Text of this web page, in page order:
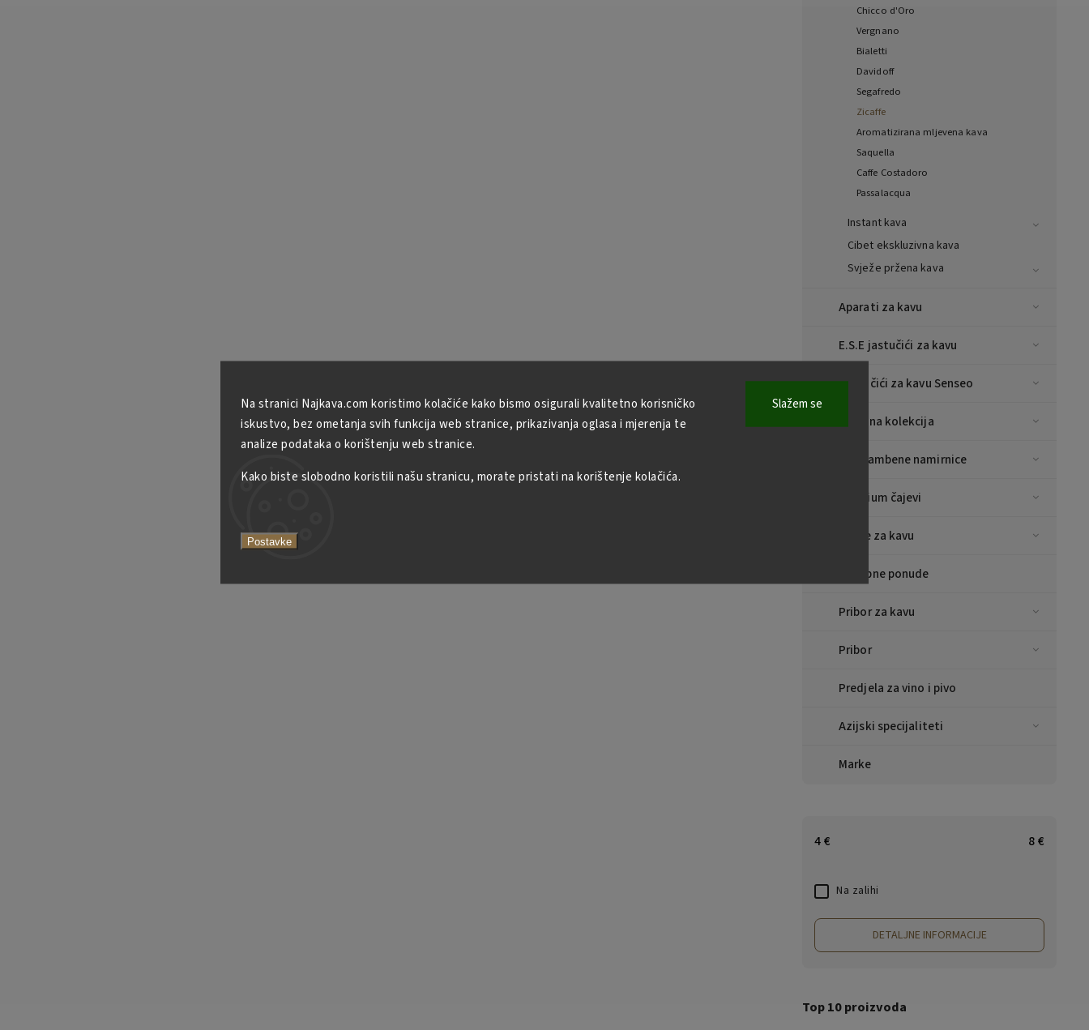
Na stranici Najkava.com koristimo kolačiće kako bismo osigurali kvalitetno korisničko
iskustvo, bez ometanja svih funkcija web stranice, prikazivanja oglasa i mjerenja te
analize podataka o korištenju web stranice.
Kako biste slobodno koristili našu stranicu, morate pristati na korištenje kolačića.
Postavke
Slažem se
Chicco d'Oro
Vergnano
Bialetti
Davidoff
Segafredo
Zicaffe
Aromatizirana mljevena kava
Saquella
Caffe Costadoro
Passalacqua
Instant kava
Cibet ekskluzivna kava
Svježe pržena kava
Aparati za kavu
E.S.E jastučići za kavu
Jastučići za kavu Senseo
Božićna kolekcija
Prehrambene namirnice
Premium čajevi
Šalice za kavu
Posebne ponude
Pribor za kavu
Pribor
Predjela za vino i pivo
Azijski specijaliteti
Marke
4€ 8€
Na zalihi
DETALJNE INFORMACIJE
Top 10 proizvoda